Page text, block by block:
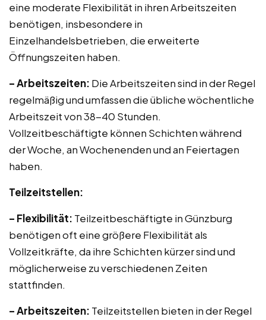
eine moderate Flexibilität in ihren Arbeitszeiten
benötigen, insbesondere in
Einzelhandelsbetrieben, die erweiterte
Öffnungszeiten haben.
– Arbeitszeiten: Die Arbeitszeiten sind in der Regel
regelmäßig und umfassen die übliche wöchentliche
Arbeitszeit von 38-40 Stunden.
Vollzeitbeschäftigte können Schichten während
der Woche, an Wochenenden und an Feiertagen
haben.
Teilzeitstellen:
– Flexibilität: Teilzeitbeschäftigte in Günzburg
benötigen oft eine größere Flexibilität als
Vollzeitkräfte, da ihre Schichten kürzer sind und
möglicherweise zu verschiedenen Zeiten
stattfinden.
– Arbeitszeiten: Teilzeitstellen bieten in der Regel